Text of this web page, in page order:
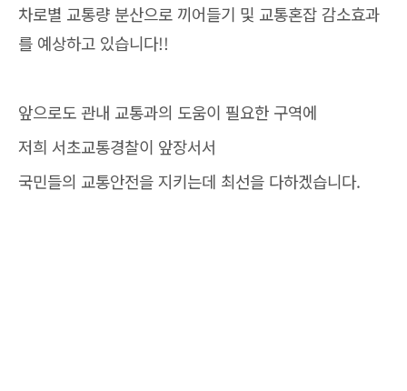
차로별 교통량 분산으로 끼어들기 및 교통혼잡 감소효과
를 예상하고 있습니다!!
앞으로도 관내 교통과의 도움이 필요한 구역에
저희 서초교통경찰이 앞장서서
국민들의 교통안전을 지키는데 최선을 다하겠습니다.